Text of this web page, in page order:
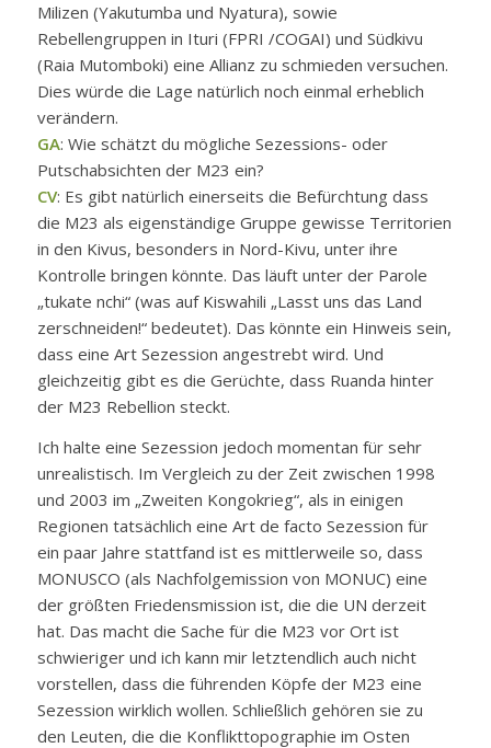
Milizen (Yakutumba und Nyatura), sowie
Rebellengruppen in Ituri (FPRI /COGAI) und Südkivu
(Raia Mutomboki) eine Allianz zu schmieden versuchen.
Dies würde die Lage natürlich noch einmal erheblich
verändern.
GA: Wie schätzt du mögliche Sezessions- oder
Putschabsichten der M23 ein?
CV: Es gibt natürlich einerseits die Befürchtung dass
die M23 als eigenständige Gruppe gewisse Territorien
in den Kivus, besonders in Nord-Kivu, unter ihre
Kontrolle bringen könnte. Das läuft unter der Parole
„tukate nchi“ (was auf Kiswahili „Lasst uns das Land
zerschneiden!“ bedeutet). Das könnte ein Hinweis sein,
dass eine Art Sezession angestrebt wird. Und
gleichzeitig gibt es die Gerüchte, dass Ruanda hinter
der M23 Rebellion steckt.
Ich halte eine Sezession jedoch momentan für sehr
unrealistisch. Im Vergleich zu der Zeit zwischen 1998
und 2003 im „Zweiten Kongokrieg“, als in einigen
Regionen tatsächlich eine Art de facto Sezession für
ein paar Jahre stattfand ist es mittlerweile so, dass
MONUSCO (als Nachfolgemission von MONUC) eine
der größten Friedensmission ist, die die UN derzeit
hat. Das macht die Sache für die M23 vor Ort ist
schwieriger und ich kann mir letztendlich auch nicht
vorstellen, dass die führenden Köpfe der M23 eine
Sezession wirklich wollen. Schließlich gehören sie zu
den Leuten, die die Konflikttopographie im Osten